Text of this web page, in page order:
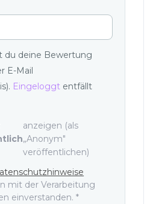
du deine Bewertung
E-Mail
Eingeloggt entfällt
anzeigen (als
„Anonym"
veröffentlichen)
und Zustimmungen
mit der Verarbeitung
einverstanden.*